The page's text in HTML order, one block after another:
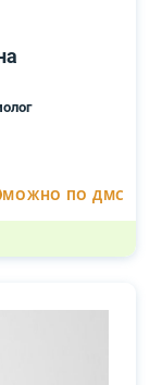
МОЖНО ПО ДМС